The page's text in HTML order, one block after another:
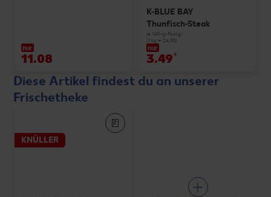
nur
11.08
K-BLUE BAY
Thunfisch-Steak
je 140-g-Packg.
(1 kg = 24.93)
nur
3.49*
Diese Artikel findest du an unserer
Frischetheke
KNÜLLER